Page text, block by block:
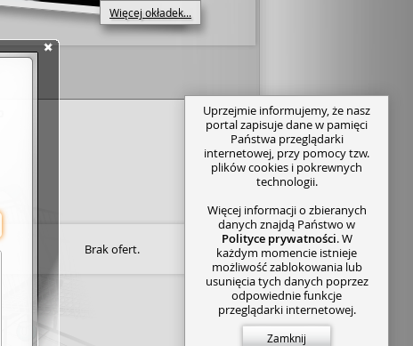
Więcej okładek...
Brak ofert.
Uprzejmie informujemy, że nasz
portal zapisuje dane w pamięci
Państwa przeglądarki
internetowej, przy pomocy tzw.
plików cookies i pokrewnych
technologii.
Więcej informacji o zbieranych
danych znajdą Państwo w
Polityce prywatności. W
każdym momencie istnieje
możliwość zablokowania lub
usunięcia tych danych poprzez
odpowiednie funkcje
przeglądarki internetowej.
Zamknij